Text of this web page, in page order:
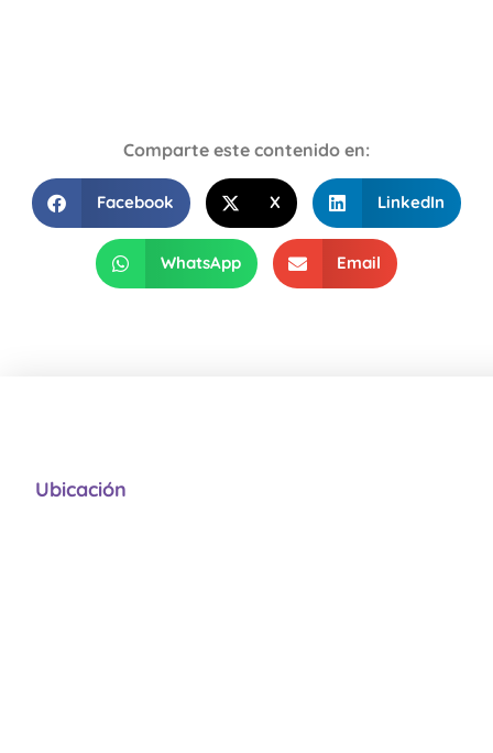
Comparte este contenido en:
Facebook X LinkedIn
WhatsApp Email
Ubicación